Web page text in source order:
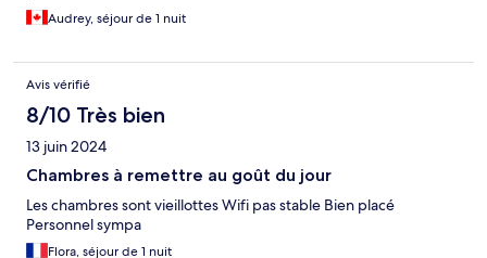
Audrey, séjour de 1 nuit
Avis vérifié
8/10 Très bien
13 juin 2024
Chambres à remettre au goût du jour
Les chambres sont vieillottes Wifi pas stable Bien placé
Personnel sympa
Flora, séjour de 1 nuit